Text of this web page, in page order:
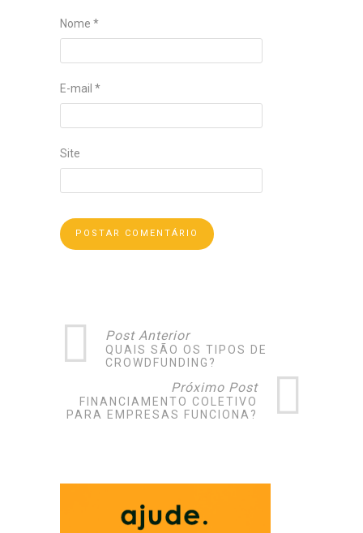
Nome *
E-mail *
Site
Post Anterior
QUAIS SÃO OS TIPOS DE
CROWDFUNDING?
Próximo Post
FINANCIAMENTO COLETIVO
PARA EMPRESAS FUNCIONA?